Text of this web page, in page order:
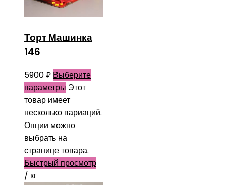
Торт Машинка
146
5900₽ Выберите
параметры Этот
товар имеет
несколько вариаций.
Опции можно
выбрать на
странице товара.
Быстрый просмотр
/ кг